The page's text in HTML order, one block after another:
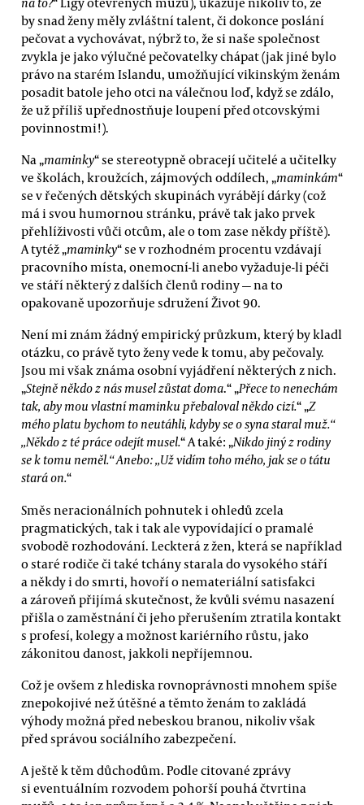
by snad ženy měly zvláštní talent, či dokonce poslání
pečovat a vychovávat, nýbrž to, že si naše společnost
zvykla je jako výlučné pečovatelky chápat (jak jiné bylo
právo na starém Islandu, umožňující vikinským ženám
posadit batole jeho otci na válečnou loď, když se zdálo,
že už příliš upřednostňuje loupení před otcovskými
povinnostmi!).
Na „maminky“ se stereotypně obracejí učitelé a učitelky
ve školách, kroužcích, zájmových oddílech, „maminkám“
se v řečených dětských skupinách vyrábějí dárky (což
má i svou humornou stránku, právě tak jako prvek
přehlíživosti vůči otcům, ale o tom zase někdy příště).
A tytéž „maminky“ se v rozhodném procentu vzdávají
pracovního místa, onemocní-li anebo vyžaduje-li péči
ve stáří některý z dalších členů rodiny — na to
opakovaně upozorňuje sdružení Život 90.
Není mi znám žádný empirický průzkum, který by kladl
otázku, co právě tyto ženy vede k tomu, aby pečovaly.
Jsou mi však známa osobní vyjádření některých z nich.
„Stejně někdo z nás musel zůstat doma.“ „Přece to nenechám
tak, aby mou vlastní maminku přebaloval někdo cizí.“ „Z
mého platu bychom to neutáhli, kdyby se o syna staral muž.“
„Někdo z té práce odejít musel.“ A také: „Nikdo jiný z rodiny
se k tomu neměl.“ Anebo: „Už vidím toho mého, jak se o tátu
stará on.“
Směs neracionálních pohnutek i ohledů zcela
pragmatických, tak i tak ale vypovídající o pramalé
svobodě rozhodování. Leckterá z žen, která se například
o staré rodiče či také tchány starala do vysokého stáří
a někdy i do smrti, hovoří o nemateriální satisfakci
a zároveň přijímá skutečnost, že kvůli svému nasazení
přišla o zaměstnání či jeho přerušením ztratila kontakt
s profesí, kolegy a možnost kariérního růstu, jako
zákonitou danost, jakkoli nepříjemnou.
Což je ovšem z hlediska rovnoprávnosti mnohem spíše
znepokojivé než útěšné a těmto ženám to zakládá
výhody možná před nebeskou branou, nikoliv však
před správou sociálního zabezpečení.
A ještě k těm důchodům. Podle citované zprávy
si eventuálním rozvodem pohorší pouhá čtvrtina